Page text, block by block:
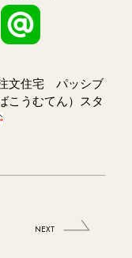
住宅 パッシブ
うむてん）スタ
NEXT